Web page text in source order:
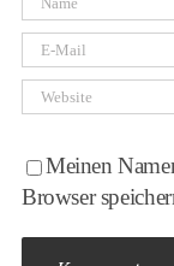
Meinen
Browser